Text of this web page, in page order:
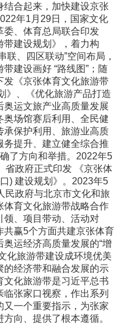
结合起来，加快建设京张
年1月29日，国家文化
委、体育总局联合印发
带建设规划》，着力构
联、四区联动”空间布局，
建设画好 “路线图”；随
发《京张体育文化旅游带
》、《优化旅游产品打造
奥运文旅产业高质量发展
奥场馆赛后利用、全民健
承保护利用、旅游业高质
务提升、建立健全综合推
了方向和举措。2022年5
省政府正式印发 《京张体
) 建设规划》。2023年5
民政府与北京市文化和旅
体育文化旅游带战略合作
领、项目带动、活动对
共赢5个方面共建京张体育
运经济高质量发展的“增
化旅游带建设成环境优美
的经济带和融合发展的示
文化旅游带是习近平总书
张家口视察，作出系列
又一个重要指示，为张家
向、提供了根本遵循。